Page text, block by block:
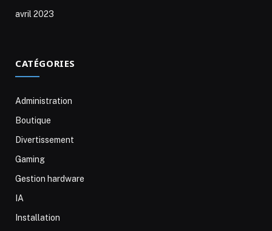
avril 2023
CATÉGORIES
Administration
Boutique
Divertissement
Gaming
Gestion hardware
IA
Installation